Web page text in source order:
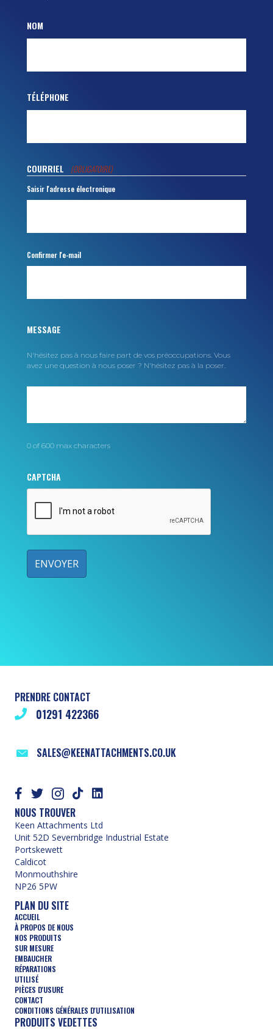
NOM
TÉLÉPHONE
COURRIEL (OBLIGATOIRE)
Saisir l'adresse électronique
Confirmer l'e-mail
MESSAGE
N'hésitez pas à nous faire part de vos préoccupations. Vous
avez une question à nous poser ? N'hésitez pas à la poser.
0 of 600 max characters
CAPTCHA
PRENDRE CONTACT
01291 422366
SALES@KEENATTACHMENTS.CO.UK
NOUS TROUVER
Keen Attachments Ltd
Unit 52D Severnbridge Industrial Estate
Portskewett
Caldicot
Monmouthshire
NP26 5PW
PLAN DU SITE
ACCUEIL
À PROPOS DE NOUS
NOS PRODUITS
SUR MESURE
EMBAUCHER
RÉPARATIONS
UTILISÉ
PIÈCES D'USURE
CONTACT
CONDITIONS GÉNÉRALES D'UTILISATION
PRODUITS VEDETTES